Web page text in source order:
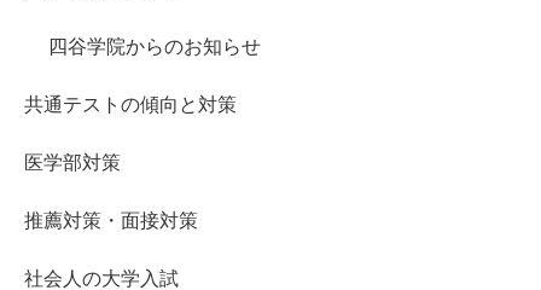
四谷学院からのお知らせ
共通テストの傾向と対策
医学部対策
推薦対策・面接対策
社会人の大学入試